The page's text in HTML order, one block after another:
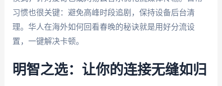
习惯也很关键：避免高峰时段追剧，保持设备后台清
理。华人在海外如何回看春晚的秘诀就是用好分流设
置，一键解决卡顿。
明智之选：让你的连接无缝如归